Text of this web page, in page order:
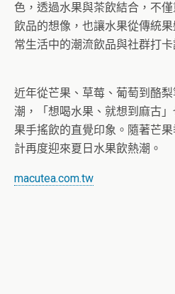
色，透過水果與茶飲結合，不
飲品的想像，也讓水果從傳統
常生活中的潮流飲品與社群打卡
近年從芒果、草莓、葡萄到酪
潮，「想喝水果、就想到麻古
果手搖飲的直覺印象。隨著芒
計再度迎來夏日水果飲熱潮。
macutea.com.tw